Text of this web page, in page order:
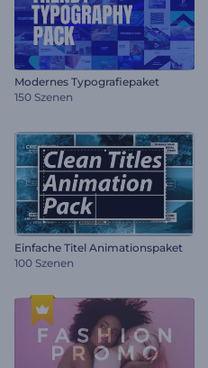
Modernes Typografiepaket
150 Szenen
Einfache Titel Animationspaket
100 Szenen